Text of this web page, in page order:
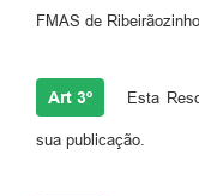
FMAS de
Art 3º Esta
sua publicação.